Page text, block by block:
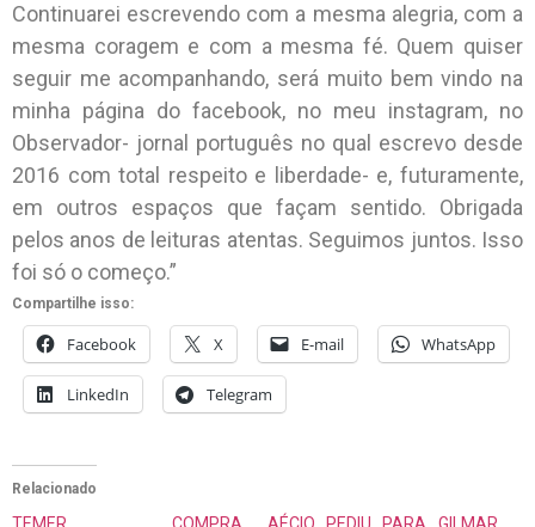
Continuarei escrevendo com a mesma alegria, com a
mesma coragem e com a mesma fé. Quem quiser
seguir me acompanhando, será muito bem vindo na
minha página do facebook, no meu instagram, no
Observador- jornal português no qual escrevo desde
2016 com total respeito e liberdade- e, futuramente,
em outros espaços que façam sentido. Obrigada
pelos anos de leituras atentas. Seguimos juntos. Isso
foi só o começo.”
Compartilhe isso:
Facebook X E-mail WhatsApp
LinkedIn Telegram
Relacionado